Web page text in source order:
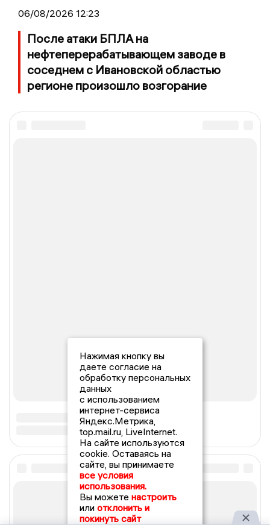
06/08/2026 12:23
После атаки БПЛА на
нефтеперерабатывающем заводе в
соседнем с Ивановской областью
регионе произошло возгорание
Нажимая кнопку вы
даете согласие на
обработку персональных
данных
с использованием
интернет-сервиса
Яндекс.Метрика,
top.mail.ru, LiveInternet.
На сайте используются
cookie. Оставаясь на
сайте, вы принимаете
все условия
использования.
Вы можете настроить
или отклонить и
покинуть сайт